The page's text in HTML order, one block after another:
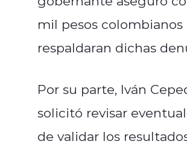
mil pesos
respaldaran dichas
Por su parte, Iván
solicitó revisar
de validar los